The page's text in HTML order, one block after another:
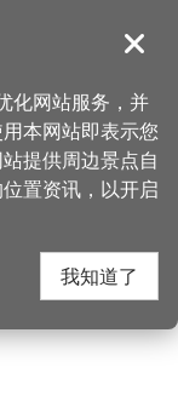
導覽
妹小厨
小厨
关闭
化网站服务，并
本网站即表示您
提供周边景点自
置资讯，以开启
我知道了